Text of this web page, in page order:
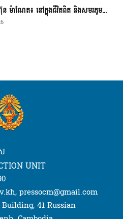
ម៉ាណែត៖ នៅក្នុងជីវិតពិត និងសមរភូម...
UNIT
pressocm@gmail.com
41 Russian